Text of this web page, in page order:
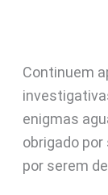
Continuem
enigmas
obrigado
por serem